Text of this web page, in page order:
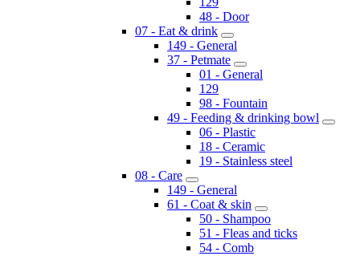
48 - Door
07 - Eat & drink
149 - General
37 - Petmate
01 - General
129
98 - Fountain
49 - Feeding & drinking bowl
06 - Plastic
18 - Ceramic
19 - Stainless steel
08 - Care
149 - General
61 - Coat & skin
50 - Shampoo
51 - Fleas and ticks
54 - Comb